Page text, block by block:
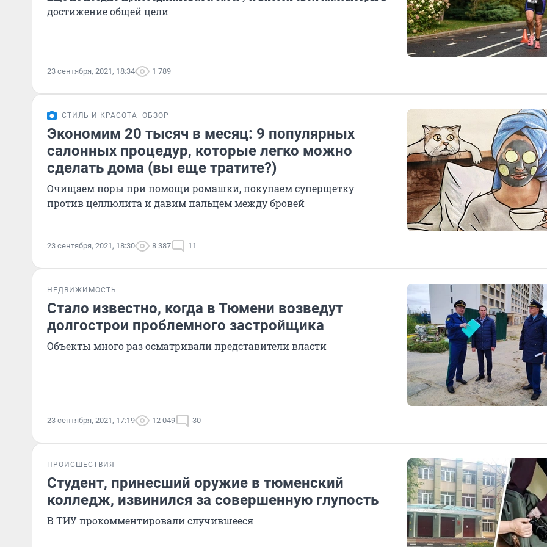
достижение общей цели
23 сентября, 2021, 18:34 1 789
СТИЛЬ И КРАСОТА ОБЗОР
Экономим 20 тысяч в месяц: 9 популярных
салонных процедур, которые легко можно
сделать дома (вы еще тратите?)
Очищаем поры при помощи ромашки, покупаем суперщетку
против целлюлита и давим пальцем между бровей
23 сентября, 2021, 18:30 8 387 11
НЕДВИЖИМОСТЬ
Стало известно, когда в Тюмени возведут
долгострои проблемного застройщика
Объекты много раз осматривали представители власти
23 сентября, 2021, 17:19 12 049 30
ПРОИСШЕСТВИЯ
Студент, принесший оружие в тюменский
колледж, извинился за совершенную глупость
В ТИУ прокомментировали случившееся